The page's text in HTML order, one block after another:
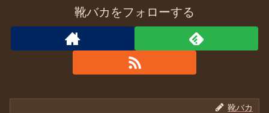
靴バカをフォローする
靴バカ